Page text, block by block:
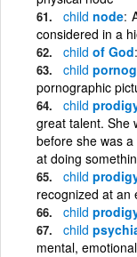
child node
considered in a
child of God
child
pornographic
child
great talent. She
before she was
at doing
child
recognized at an
child
child
mental,